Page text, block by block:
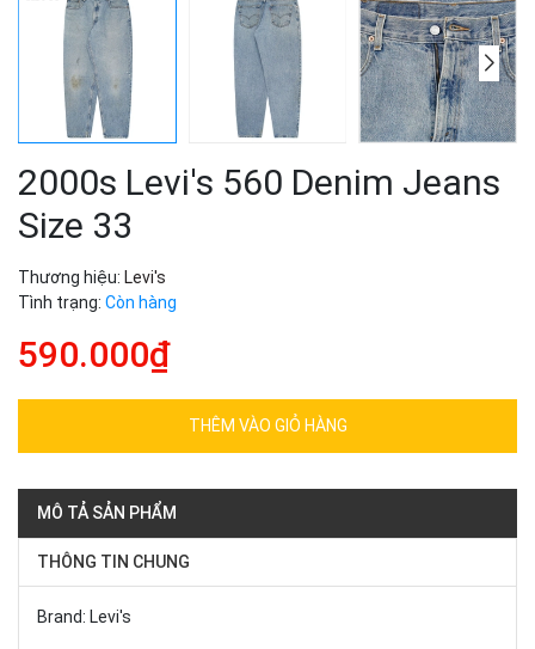
2000s Levi's 560 Denim Jeans
Size 33
Thương hiệu: Levi's
Tình trạng: Còn hàng
590.000₫
THÊM VÀO GIỎ HÀNG
MÔ TẢ SẢN PHẨM
THÔNG TIN CHUNG
Brand: Levi's